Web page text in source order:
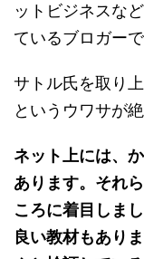
ットビジネスな
ているブロガーで
サトル氏を取り
というウワサが
ネット上には、
あります。それ
ころに着目しま
良い教材もあり